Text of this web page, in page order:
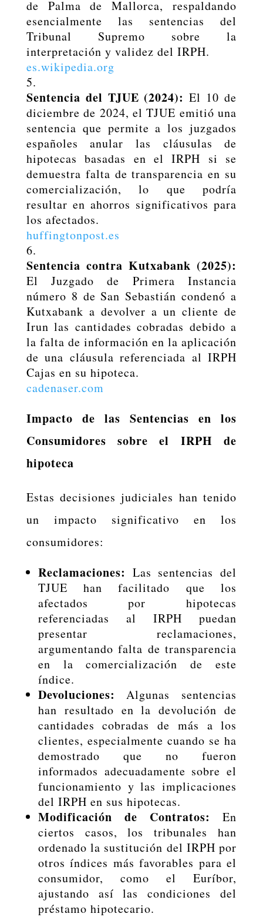
de Palma de Mallorca, respaldando
esencialmente las sentencias del
Tribunal Supremo sobre la
interpretación y validez del IRPH.
es.wikipedia.org
Sentencia del TJUE (2024): El 10 de
diciembre de 2024, el TJUE emitió una
sentencia que permite a los juzgados
españoles anular las cláusulas de
hipotecas basadas en el IRPH si se
demuestra falta de transparencia en su
comercialización, lo que podría
resultar en ahorros significativos para
los afectados.
huffingtonpost.es
Sentencia contra Kutxabank (2025):
El Juzgado de Primera Instancia
número 8 de San Sebastián condenó a
Kutxabank a devolver a un cliente de
Irun las cantidades cobradas debido a
la falta de información en la aplicación
de una cláusula referenciada al IRPH
Cajas en su hipoteca.
cadenaser.com
Impacto de las Sentencias en los
Consumidores sobre el IRPH de
hipoteca
Estas decisiones judiciales han tenido
un impacto significativo en los
consumidores:
Reclamaciones: Las sentencias del
TJUE han facilitado que los
afectados por hipotecas
referenciadas al IRPH puedan
presentar reclamaciones,
argumentando falta de transparencia
en la comercialización de este
índice.
Devoluciones:
Algunas sentencias
han resultado en la devolución de
cantidades cobradas de más a los
clientes, especialmente cuando se ha
demostrado que no fueron
informados adecuadamente sobre el
funcionamiento y las implicaciones
del IRPH en sus hipotecas.
Modificación de Contratos:
En
ciertos casos, los tribunales han
ordenado la sustitución del IRPH por
otros índices más favorables para el
consumidor, como el Euríbor,
ajustando así las condiciones del
préstamo hipotecario.